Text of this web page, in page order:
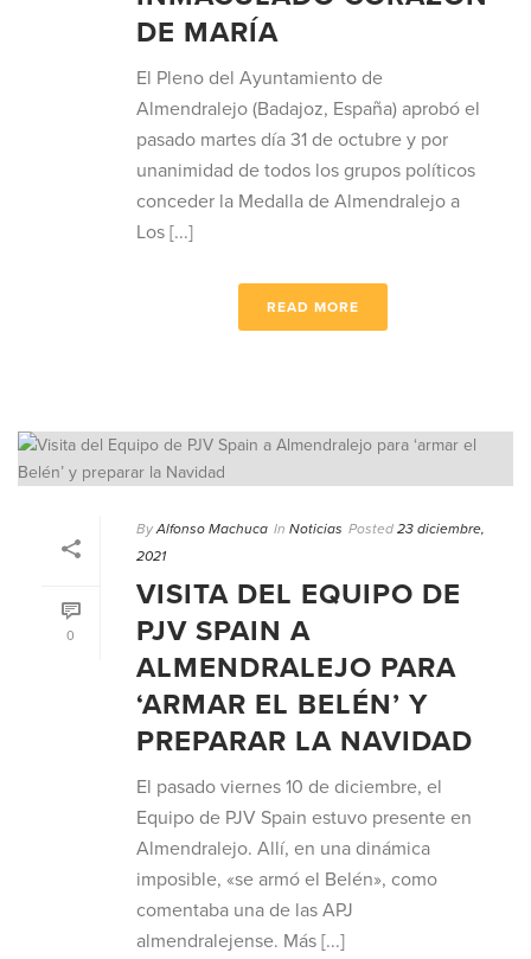
DE MARÍA
El Pleno del Ayuntamiento de
Almendralejo (Badajoz, España) aprobó el
pasado martes día 31 de octubre y por
unanimidad de todos los grupos políticos
conceder la Medalla de Almendralejo a
Los [...]
READ MORE
0
By Alfonso Machuca In Noticias Posted 23 diciembre,
2021
VISITA DEL EQUIPO DE
PJV SPAIN A
ALMENDRALEJO PARA
‘ARMAR EL BELÉN’ Y
PREPARAR LA NAVIDAD
El pasado viernes 10 de diciembre, el
Equipo de PJV Spain estuvo presente en
Almendralejo. Allí, en una dinámica
imposible, «se armó el Belén», como
comentaba una de las APJ
almendralejense. Más [...]